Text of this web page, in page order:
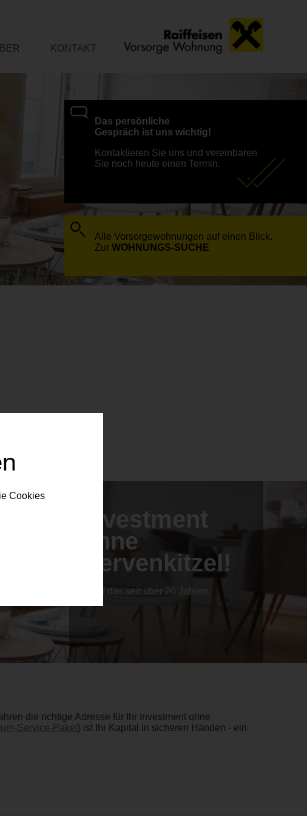
Das persönliche
Gespräch ist uns wichtig!
Kontaktieren Sie uns und vereinbaren
Sie noch heute einen Termin.
Alle Vorsorgewohnungen auf einen Blick.
Zur WOHNUNGS-SUCHE
KONTAKT
Investment
ohne
Nervenkitzel!
...und das seit über 20 Jahren.
die richtige Adresse für Ihr Investment ohne
Service-Paket) ist Ihr Kapital in sicheren Händen - ein
Cookies